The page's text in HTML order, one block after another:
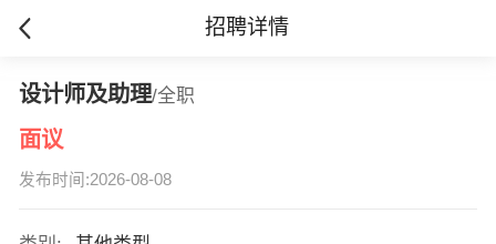
招聘详情
设计师及助理/全职
面议
发布时间:2026-08-08